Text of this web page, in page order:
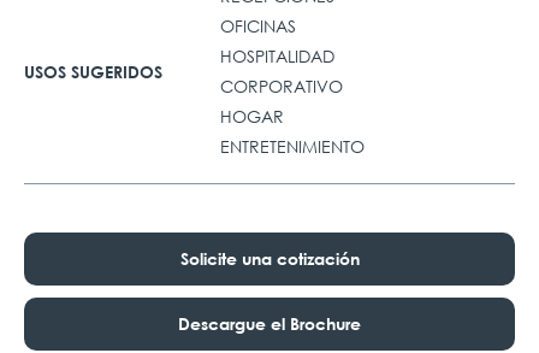
USOS SUGERIDOS
OFICINAS
HOSPITALIDAD
CORPORATIVO
HOGAR
ENTRETENIMIENTO
Solicite una cotización
Descargue el Brochure